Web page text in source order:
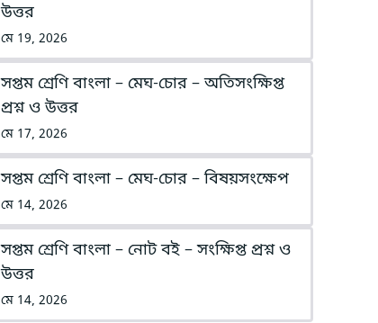
উত্তর
মে 19, 2026
সপ্তম শ্রেণি বাংলা – মেঘ-চোর – অতিসংক্ষিপ্ত
প্রশ্ন ও উত্তর
মে 17, 2026
সপ্তম শ্রেণি বাংলা – মেঘ-চোর – বিষয়সংক্ষেপ
মে 14, 2026
সপ্তম শ্রেণি বাংলা – নোট বই – সংক্ষিপ্ত প্রশ্ন ও
উত্তর
মে 14, 2026